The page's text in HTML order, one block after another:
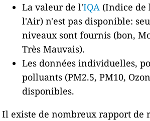
La valeur de l'IQA (Indice de
l'Air) n'est pas disponible:
niveaux sont fournis (bon,
Très Mauvais).
Les données individuelles,
polluants (PM2.5, PM10,
disponibles.
Il existe de nombreux rapport de